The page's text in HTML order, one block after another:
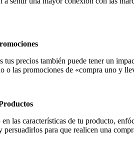
tus precios también puede tener un
o las promociones de «compra uno y
las características de tu producto,
para que realicen una